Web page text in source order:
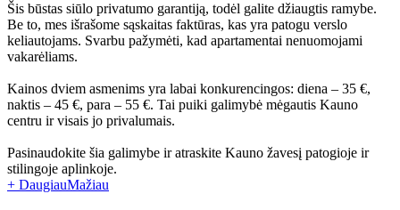
Šis būstas siūlo privatumo garantiją, todėl galite džiaugtis ramybe.
Be to, mes išrašome sąskaitas faktūras, kas yra patogu verslo
keliautojams. Svarbu pažymėti, kad apartamentai nenuomojami
vakarėliams.
Kainos dviem asmenims yra labai konkurencingos: diena – 35 €,
naktis – 45 €, para – 55 €. Tai puiki galimybė mėgautis Kauno
centru ir visais jo privalumais.
Pasinaudokite šia galimybe ir atraskite Kauno žavesį patogioje ir
stilingoje aplinkoje.
+ DaugiauMažiau